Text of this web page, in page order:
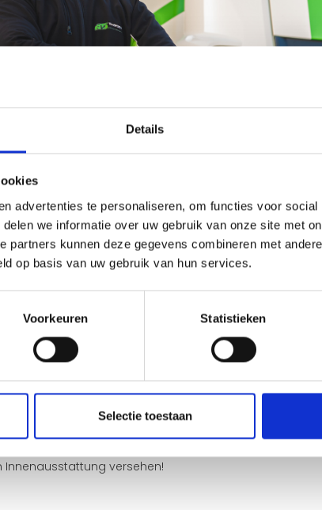
Details
advertenties te personaliseren, om functies voor social
we informatie over uw gebruik van onze site met
partners kunnen deze gegevens combineren met
op basis van uw gebruik van hun services.
Voorkeuren Statistieken
Selectie toestaan
denn er wollte schon von klein auf auf einen
Montag bis Freitag auf der Arbeit. Sein Arbeitstag
10 Stunden pro Tag. In einer durchschnittlichen
vorbei, oft sind es 10 bis 15. Mitchells Arbeitswoche
Länder, das heißt von Deutschland nach
Aber er ist nicht nur Fahrer, sondern er macht
weg. Um seine Lieben trotzdem in der Nähe zu
seiner Kinder bei sich. Diese befinden sich
versehen!